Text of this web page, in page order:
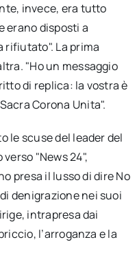
invece, era tutto
erano disposti a
rifiutato". La prima
"Ho un messaggio
di replica: la vostra è
Corona Unita".
le scuse del leader del
"News 24",
presa il lusso di dire No
denigrazione nei suoi
intrapresa dai
l’arroganza e la